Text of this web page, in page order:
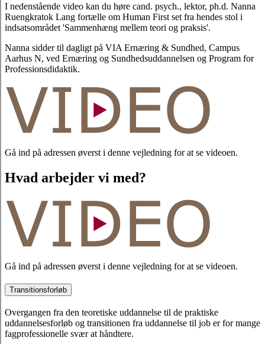
I nedenstående video kan du høre cand. psych., lektor, ph.d. Nanna
Ruengkratok Lang fortælle om Human First set fra hendes stol i
indsatsområdet 'Sammenhæng mellem teori og praksis'.
Nanna sidder til dagligt på VIA Ernæring & Sundhed, Campus
Aarhus N, ved Ernæring og Sundhedsuddannelsen og Program for
Professionsdidaktik.
Gå ind på adressen øverst i denne vejledning for at se videoen.
Hvad arbejder vi med?
Gå ind på adressen øverst i denne vejledning for at se videoen.
Transitionsforløb
Overgangen fra den teoretiske uddannelse til de praktiske
uddannelsesforløb og transitionen fra uddannelse til job er for mange
fagprofessionelle svær at håndtere.